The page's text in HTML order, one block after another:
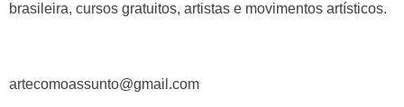
brasileira, cursos gratuitos, artistas e movimentos artísticos.
artecomoassunto@gmail.com